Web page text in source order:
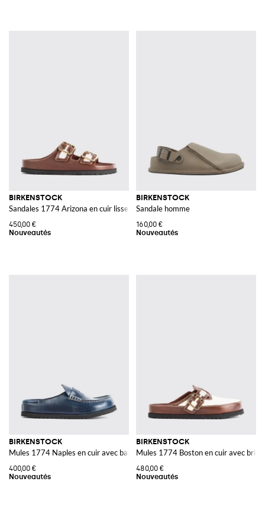
BIRKENSTOCK
Sandales 1774 Arizona en cuir lisse avec double bride
450,00 €
BIRKENSTOCK
Sandale homme
160,00 €
BIRKENSTOCK
Mules 1774 Naples en cuir avec barrette et bout rond
400,00 €
BIRKENSTOCK
Mules 1774 Boston en cuir avec
480,00 €